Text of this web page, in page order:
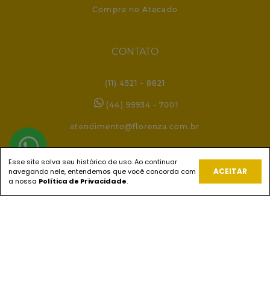
Compra no Atacado
CONTATO
(11) 4521 - 8821
(44) 99934 - 7001
atendimento@florenza.com.br
REDES SOCIAIS
Esse site salva seu histórico de uso. Ao continuar
navegando nele, entendemos que você concorda com
a nossa Política de Privacidade.
ACEITAR